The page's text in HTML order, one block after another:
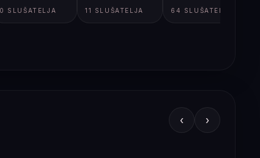
0 SLUŠATELJA 11 SLUŠATELJA 64 SLUŠATELJA
‹ ›